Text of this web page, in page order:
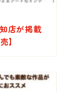
店が掲載
】